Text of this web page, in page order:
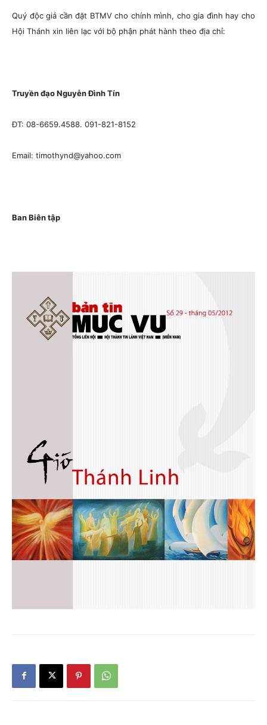
Quý độc giả cần đặt BTMV cho chính mình, cho gia đình hay cho
Hội Thánh xin liên lạc với bộ phận phát hành theo địa chỉ:
Truyền đạo Nguyễn Đình Tín
ĐT: 08-6659.4588. 091-821-8152
Email: timothynd@yahoo.com
Ban Biên tập